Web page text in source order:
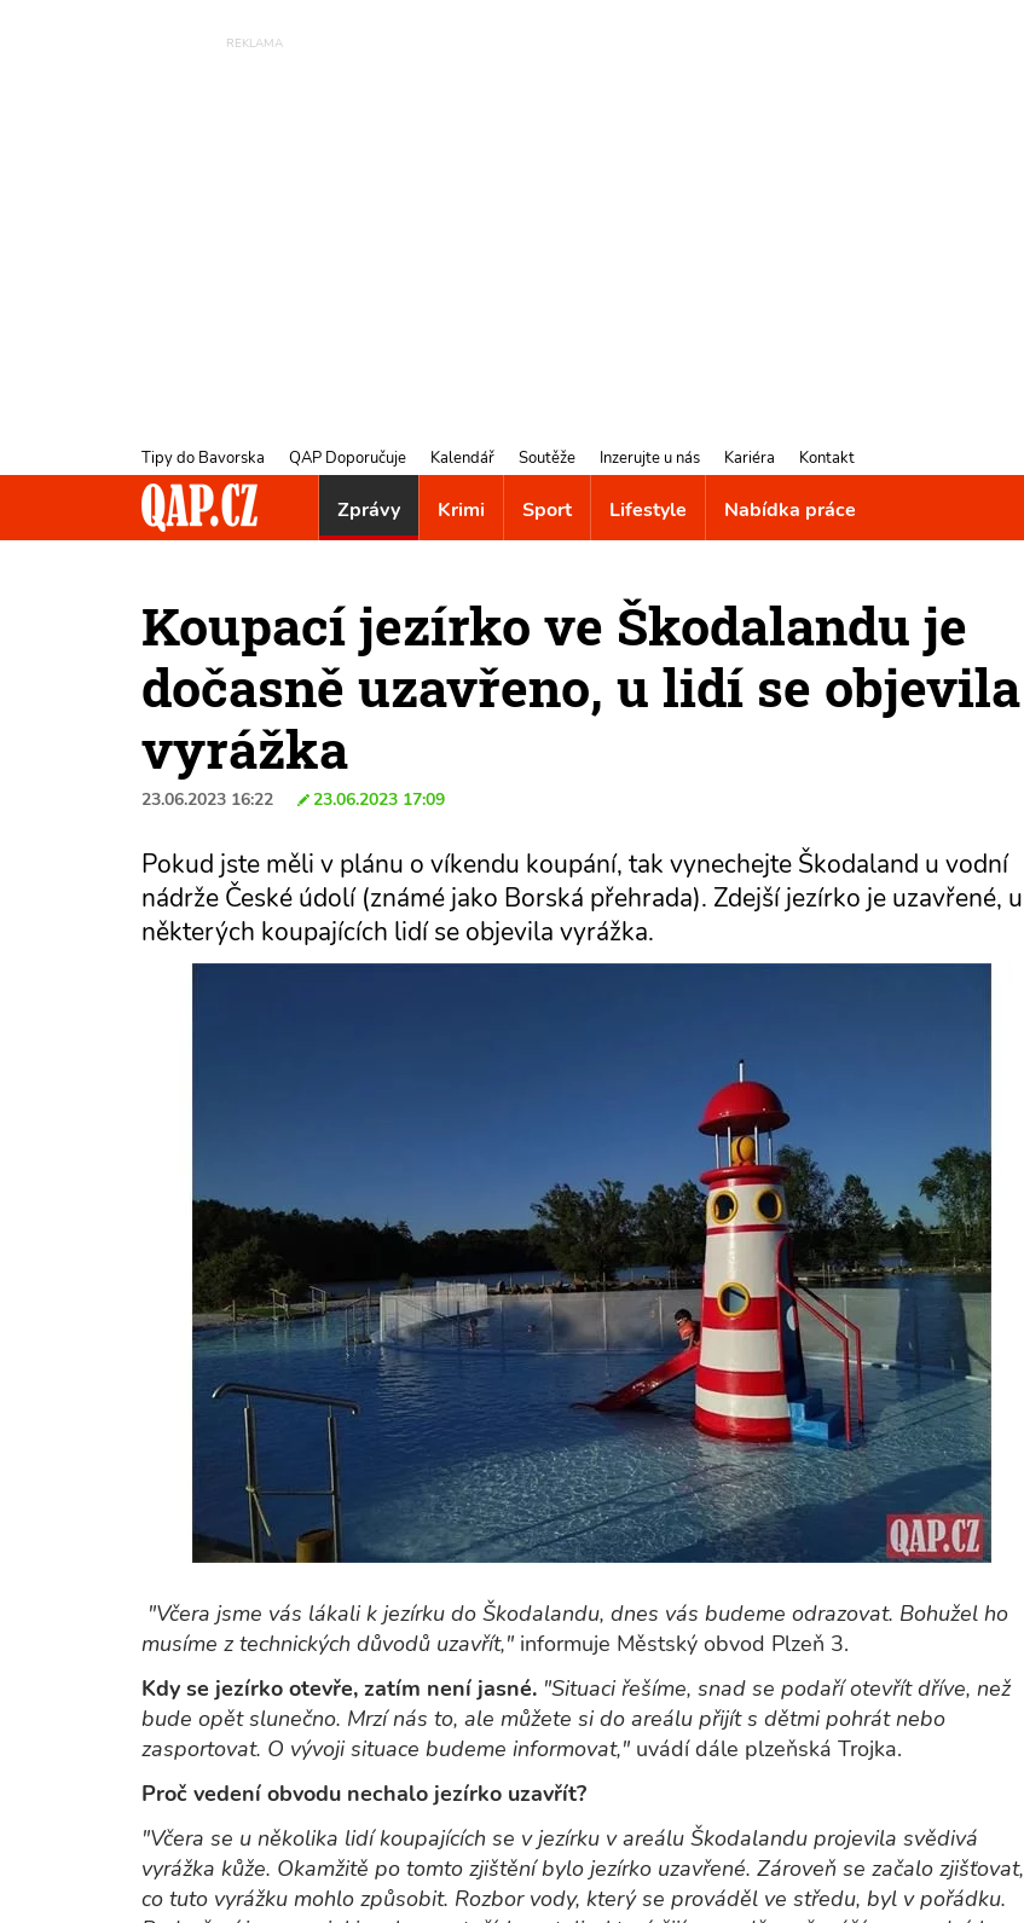
Tipy do Bavorska QAP Doporučuje Kalendář Soutěže Inzerujte u nás Kariéra Kontakt
Zprávy Krimi Sport Lifestyle Nabídka práce
Koupací jezírko ve Škodalandu je
dočasně uzavřeno, u lidí se objevila
vyrážka
23.06.2023 16:22 23.06.2023 17:09
Pokud jste měli v plánu o víkendu koupání, tak vynechejte Škodaland u vodní
nádrže České údolí (známé jako Borská přehrada). Zdejší jezírko je uzavřené, u
některých koupajících lidí se objevila vyrážka.
"Včera jsme vás lákali k jezírku do Škodalandu, dnes vás budeme odrazovat. Bohužel ho
musíme z technických důvodů uzavřít," informuje Městský obvod Plzeň 3.
Kdy se jezírko otevře, zatím není jasné. "Situaci řešíme, snad se podaří otevřít dříve, než
bude opět slunečno. Mrzí nás to, ale můžete si do areálu přijít s dětmi pohrát nebo
zasportovat. O vývoji situace budeme informovat," uvádí dále plzeňská Trojka.
Proč vedení obvodu nechalo jezírko uzavřít?
"Včera se u několika lidí koupajících se v jezírku v areálu Škodalandu projevila svědivá
vyrážka kůže. Okamžitě po tomto zjištění bylo jezírko uzavřené. Zároveň se začalo zjišťovat,
co tuto vyrážku mohlo způsobit. Rozbor vody, který se prováděl ve středu, byl v pořádku.